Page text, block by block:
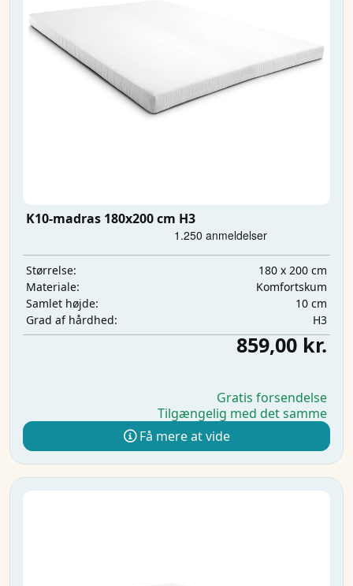
K10-madras 180x200 cm H3
Størrelse:
180 x 200 cm
Materiale:
Komfortskum
Samlet højde:
10 cm
Grad af hårdhed:
H3
859,00 kr.
Gratis forsendelse
Tilgængelig med det samme
Få mere at vide